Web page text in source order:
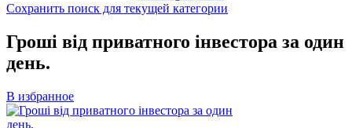
Сохранить поиск для текущей категории
Гроші від приватного інвестора за один
день.
В избранное